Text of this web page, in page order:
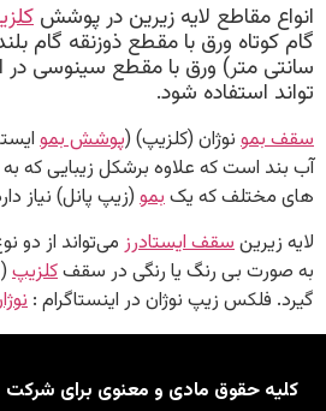
انواع مقاطع لایه زیرین در پوشش
سانتی متر) ورق با مقطع سینوسی
تواند استفاده شود.
سقف بمو نوژان (کلزیپ) (پوشش بمو
آب بند است که علاوه برشکل زیبایی که
های مختلف که یکبمو(زیپ پانل) نیاز
لایه زیرینسقف ایستادرز می‌تواند از دو
به صورت بی رنگ یا رنگی در سقفکلزیپ(
گیرد. فلکس زیپ نوژان در اینستاگرام :
کلیه حقوق مادی و معنوی برای شرکت